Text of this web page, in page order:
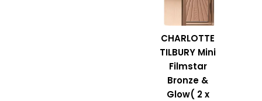
CHARLOTTE
TILBURY Mini
Filmstar
Bronze &
Glow( 2 x